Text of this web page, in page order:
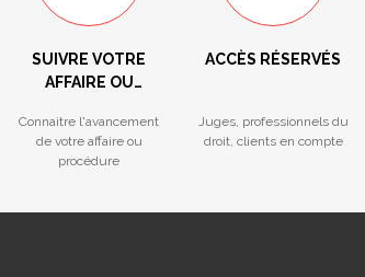
SUIVRE VOTRE
AFFAIRE OU
Connaitre l'avancement
de votre affaire ou
procédure
ACCÈS RÉSERVÉS
Juges, professionnels du
droit, clients en compte